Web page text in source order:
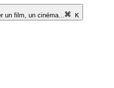
un film, un cinéma...
K